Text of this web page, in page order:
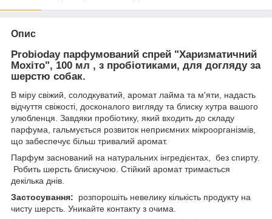
Опис
Probioday парфумований спрей "Харизматичний
Мохіто", 100 мл , з пробіотиками, для догляду за
шерстю собак.
В міру свіжий, солодкуватий, аромат лайма та м'яти, надасть
відчуття свіжості, досконалого вигляду та блиску хутра вашого
улюбленця. Завдяки пробіотику, який входить до складу
парфума, гальмується розвиток неприємних мікроорганізмів,
що забеспечує більш тривалий аромат.
Парфум заснований на натуральних інгредієнтах, без спирту.
Робить шерсть блискучою. Стійкий аромат тримається
декілька днів.
Застосування:
розпорошіть невелику кількість продукту на
чисту шерсть. Уникайте контакту з очима.